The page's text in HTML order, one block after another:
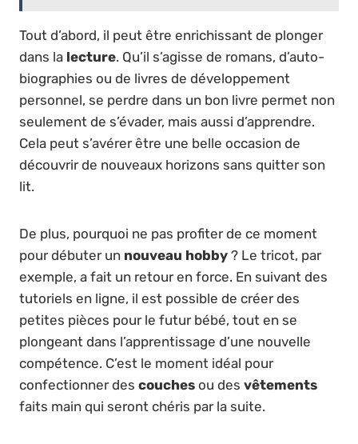
Tout d’abord, il peut être enrichissant de plonger
dans la lecture. Qu’il s’agisse de romans, d’auto-
biographies ou de livres de développement
personnel, se perdre dans un bon livre permet non
seulement de s’évader, mais aussi d’apprendre.
Cela peut s’avérer être une belle occasion de
découvrir de nouveaux horizons sans quitter son
lit.
De plus, pourquoi ne pas profiter de ce moment
pour débuter un nouveau hobby ? Le tricot, par
exemple, a fait un retour en force. En suivant des
tutoriels en ligne, il est possible de créer des
petites pièces pour le futur bébé, tout en se
plongeant dans l’apprentissage d’une nouvelle
compétence. C’est le moment idéal pour
confectionner des couches ou des vêtements
faits main qui seront chéris par la suite.